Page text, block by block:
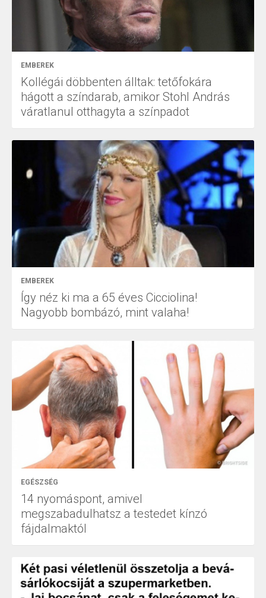
EMBEREK
Kollégái döbbenten álltak: tetőfokára
hágott a színdarab, amikor Stohl András
váratlanul otthagyta a színpadot
EMBEREK
Így néz ki ma a 65 éves Cicciolina!
Nagyobb bombázó, mint valaha!
EGÉSZSÉG
14 nyomáspont, amivel
megszabadulhatsz a testedet kínzó
fájdalmaktól